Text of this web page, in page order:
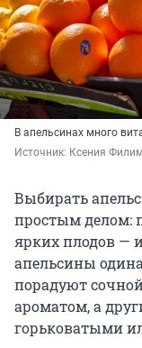
В апельсинах много
Источник: Ксения
Выбирать
простым делом:
ярких плодов —
апельсины
порадуют
ароматом, а
горьковатыми